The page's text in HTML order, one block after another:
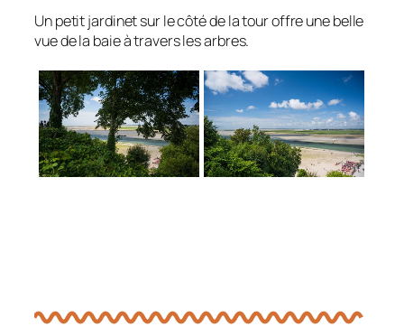
Un petit jardinet sur le côté de la tour offre une belle
vue de la baie à travers les arbres.